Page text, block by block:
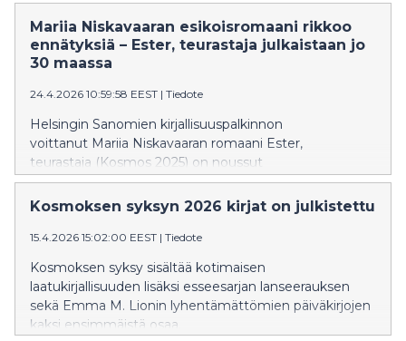
Mariia Niskavaaran esikoisromaani rikkoo
ennätyksiä – Ester, teurastaja julkaistaan jo
30 maassa
24.4.2026 10:59:58 EEST | Tiedote
Helsingin Sanomien kirjallisuuspalkinnon
voittanut Mariia Niskavaaran romaani Ester,
teurastaja (Kosmos 2025) on noussut
poikkeukselliseksi kansainväliseksi
menestykseksi. Teoksen oikeudet on myyty jo 30
maahan, Suomi mukaan lukien. Oikeudet on myyty
vain kymmenessä viikossa, mikä tekee siitä yhden
teoksista maailmalla.
Kosmoksen syksyn 2026 kirjat on julkistettu
15.4.2026 15:02:00 EEST | Tiedote
Kosmoksen syksy sisältää kotimaisen
laatukirjallisuuden lisäksi esseesarjan lanseerauksen
sekä Emma M. Lionin lyhentämättömien päiväkirjojen
kaksi ensimmäistä osaa.